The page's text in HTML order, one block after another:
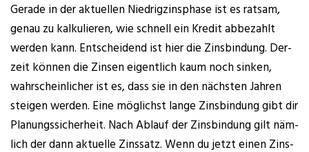
Gera­de in der aktu­el­len Nied­rig­zins­pha­se ist es rat­sam,
genau zu kal­ku­lie­ren, wie schnell ein Kre­dit abbe­zahlt
wer­den kann. Ent­schei­dend ist hier die Zins­bin­dung. Der­
zeit kön­nen die Zin­sen eigent­lich kaum noch sin­ken,
wahr­schein­li­cher ist es, dass sie in den nächs­ten Jah­ren
stei­gen wer­den. Eine mög­lichst lan­ge Zins­bin­dung gibt dir
Pla­nungs­si­cher­heit. Nach Ablauf der Zins­bin­dung gilt näm­
lich der dann aktu­el­le Zins­satz. Wenn du jetzt einen Zins­